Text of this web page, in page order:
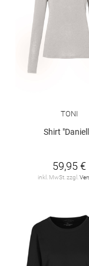
TONI
Shirt
59,95 €
inkl. MwSt. zzgl.